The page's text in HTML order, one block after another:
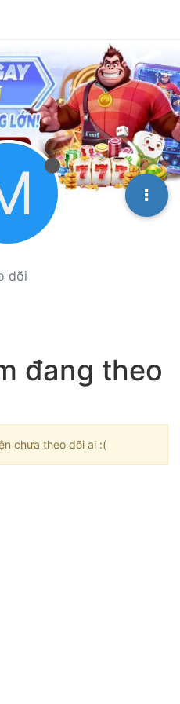
dõi
đang theo
chưa theo dõi ai :(